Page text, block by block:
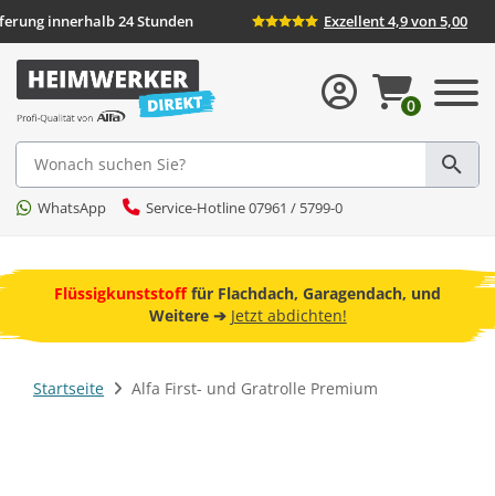
Lieferung innerhalb 24 Stunden Exzellent 4,9 von 5,00
Suche
WhatsApp Service-Hotline 07961 / 5799-0
0
Flüssigkunststofffür Flachdach, Garagendach, und
Weitere ➔ Jetzt abdichten!
Startseite Alfa First- und Gratrolle Premium